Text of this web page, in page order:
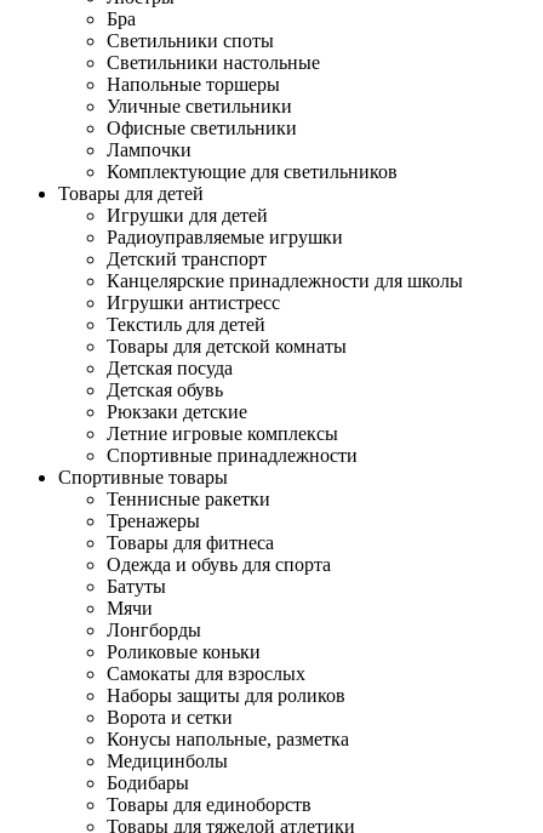
Бра
Светильники споты
Светильники настольные
Напольные торшеры
Уличные светильники
Офисные светильники
Лампочки
Комплектующие для светильников
Товары для детей
Игрушки для детей
Радиоуправляемые игрушки
Детский транспорт
Канцелярские принадлежности для школы
Игрушки антистресс
Текстиль для детей
Товары для детской комнаты
Детская посуда
Детская обувь
Рюкзаки детские
Летние игровые комплексы
Спортивные принадлежности
Спортивные товары
Теннисные ракетки
Тренажеры
Товары для фитнеса
Одежда и обувь для спорта
Батуты
Мячи
Лонгборды
Роликовые коньки
Самокаты для взрослых
Наборы защиты для роликов
Ворота и сетки
Конусы напольные, разметка
Медицинболы
Бодибары
Товары для единоборств
Товары для тяжелой атлетики